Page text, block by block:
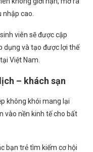
cao.
viên sẽ được cập
dụng và tạo được lợi thế
Việt Nam.
– khách sạn
không khói mang lại
vào nền kinh tế cho bất
bạn trẻ tìm kiếm cơ hội